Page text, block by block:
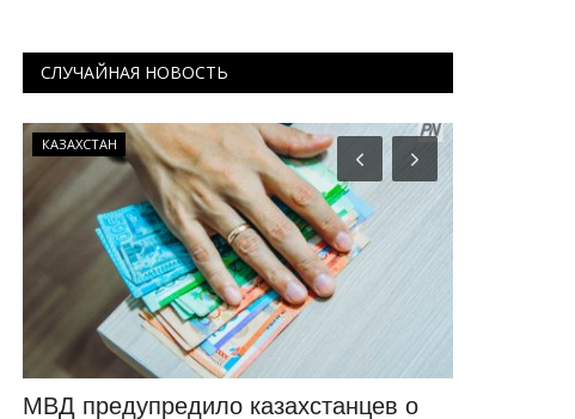
СЛУЧАЙНАЯ НОВОСТЬ
КАЗАХСТАН
МВД предупредило казахстанцев о